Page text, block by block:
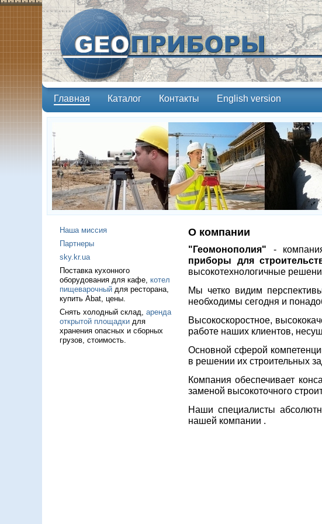
Главная Каталог Контакты English version
О компании
"Геомонополия" -
приборы для
высокотехнологичные
Мы четко видим
необходимы сегодня и
Высокоскоростное,
работе наших клиентов,
Основной сферой
в решении их строительных
Компания обеспечивает
заменой высокоточного
Наши специалисты
нашей компании .
Наша миссия
Партнеры
sky.kr.ua
Поставка кухонного
оборудования для кафе, котел
пищеварочный для ресторана,
купить Abat, цены.
Снять холодный склад, аренда
открытой площадки для
хранения опасных и сборных
грузов, стоимость.